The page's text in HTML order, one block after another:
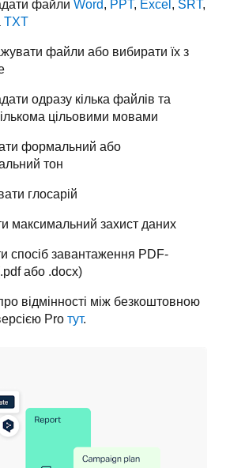
файли Word, PPT, Excel , SRT,
TXT
файли або вибирати їх з
одразу кілька файлів та
цільовими мовами
формальний або
тон
глосарій
максимальний захист даних
спосіб завантаження PDF-
або .docx)
відмінності між безкоштовною
Pro тут.